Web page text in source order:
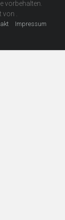
vorbehalten.
.
Impressum